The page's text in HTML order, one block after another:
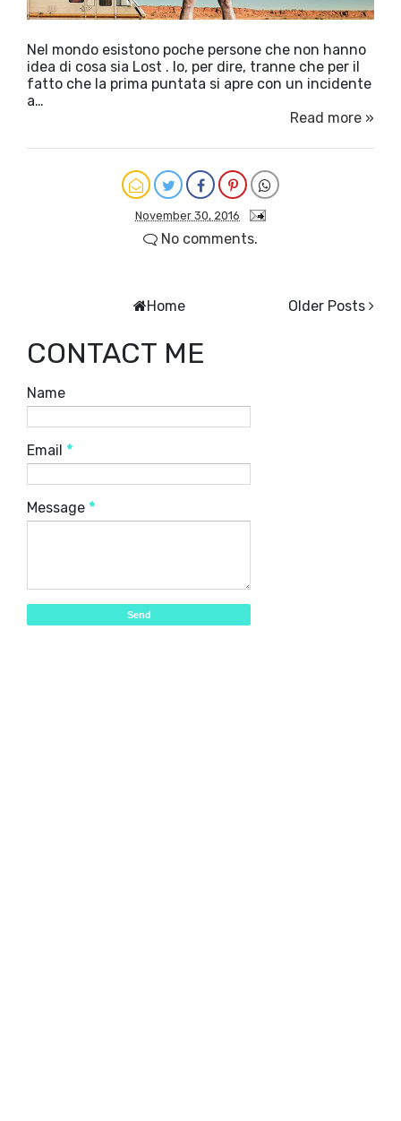
Nel mondo esistono poche persone che non hanno
idea di cosa sia Lost . Io, per dire, tranne che per il
fatto che la prima puntata si apre con un incidente
a…
Read more »
November 30, 2016
No comments.
Older Posts
Home
CONTACT ME
Name
Email *
Message *